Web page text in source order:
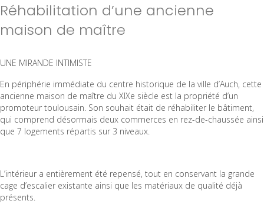
Réhabilitation d’une ancienne
maison de maître
UNE MIRANDE INTIMISTE
En périphérie immédiate du centre historique de la ville d’Auch, cette
ancienne maison de maître du XIXe siècle est la propriété d’un
promoteur toulousain. Son souhait était de réhabiliter le bâtiment,
qui comprend désormais deux commerces en rez-de-chaussée ainsi
que 7 logements répartis sur 3 niveaux.
L’intérieur a entièrement été repensé, tout en conservant la grande
cage d’escalier existante ainsi que les matériaux de qualité déjà
présents.